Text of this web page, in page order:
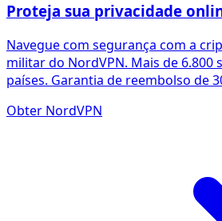
Proteja sua privacidade
Navegue com segurança com a
militar do NordVPN. Mais de 6.800
países. Garantia de reembolso de
Obter NordVPN